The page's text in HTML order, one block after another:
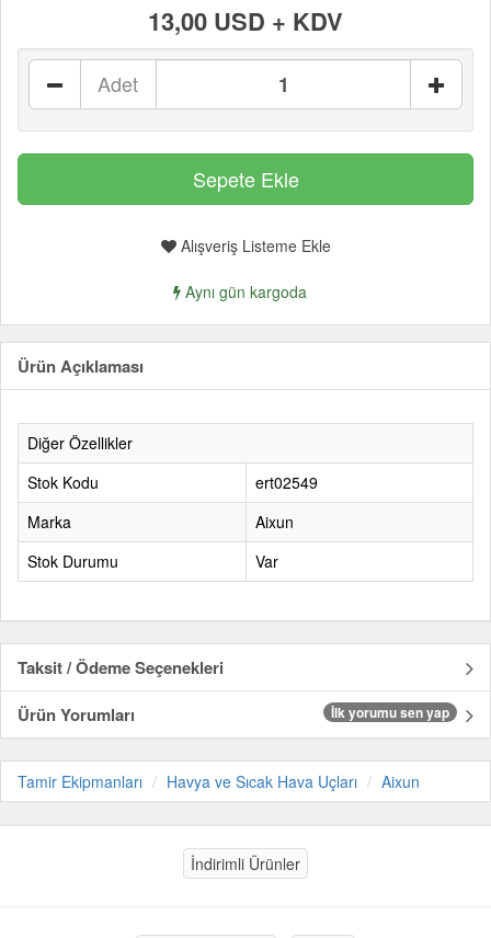
13,00 USD + KDV
Adet
Alışveriş Listeme Ekle
Aynı gün kargoda
Ürün Açıklaması
Diğer Özellikler
Stok Kodu
ert02549
Marka
Aixun
Stok Durumu
Var
Taksit / Ödeme Seçenekleri
Ürün Yorumları
İlk yorumu sen yap
Tamir Ekipmanları Havya ve Sıcak Hava Uçları Aixun
İndirimli Ürünler